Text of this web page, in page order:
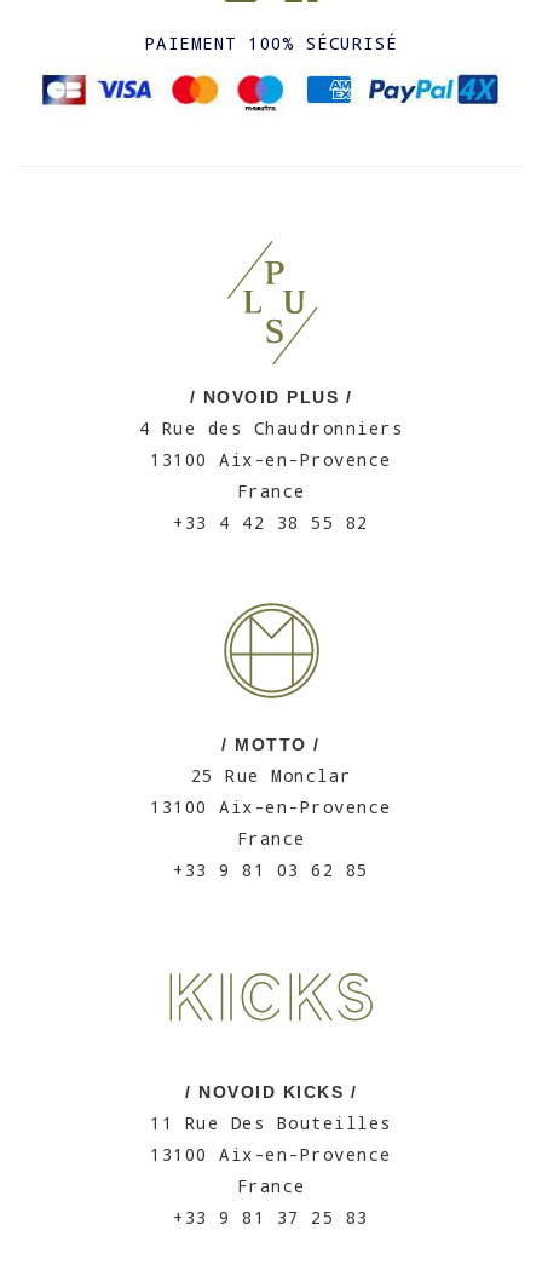
PAIEMENT 100% SÉCURISÉ
/ NOVOID PLUS /
4 Rue des Chaudronniers
13100 Aix-en-Provence
France
+33 4 42 38 55 82
/ MOTTO /
25 Rue Monclar
13100 Aix-en-Provence
France
+33 9 81 03 62 85
/ NOVOID KICKS /
11 Rue Des Bouteilles
13100 Aix-en-Provence
France
+33 9 81 37 25 83